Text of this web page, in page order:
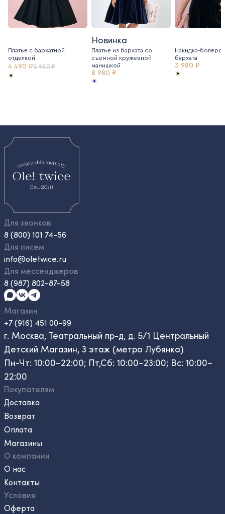
Платье с бархатной
отделкой
4 490 ₽8 980 ₽
Новинка
Платье из бархата со
съемной кружевной
манишкой
8 980 ₽
Накидка-болеро
бархата
3 980 ₽
Для звонков
8 (800) 101 74-56
Для писем
info@oletwice.ru
Для мессенджеров
8 (987) 802-87-58
Магазин
+7 (916) 451 00-99
г. Москва, Театральный пр-д, д. 5/1 Центральный
Детский Магазин, 3 этаж (метро Лубянка)
Пн-Чт: 10:00–22:00; Пт,Сб: 10:00–23:00; Вс: 10:00–
22:00
Покупателям
Доставка
Возврат
Оплата
Магазины
О компании
О нас
Контакты
Условия
Оферта